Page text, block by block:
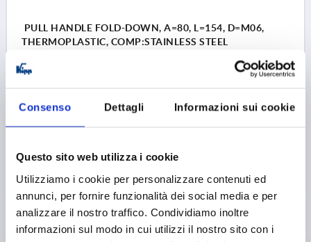
Consenso Dettagli Informazioni sui cookie
Questo sito web utilizza i cookie
Utilizziamo i cookie per personalizzare contenuti ed
annunci, per fornire funzionalità dei social media e per
analizzare il nostro traffico. Condividiamo inoltre
informazioni sul modo in cui utilizzi il nostro sito con i
PULL HANDLE FOLD-DOWN, A=80, L=154, D=M06,
THERMOPLASTIC, COMP:STAINLESS STEEL
HOLE SPACING=80
LENGTH=154
Order number: K0241.080181
plus shipping costs
PRODUCT DETAILS